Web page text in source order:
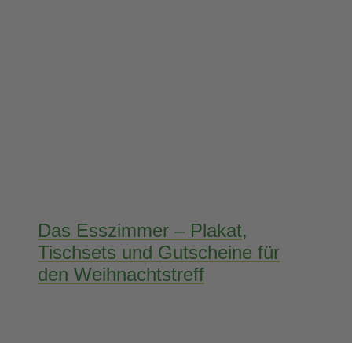
Das Esszimmer – Plakat,
Tischsets und Gutscheine für
den Weihnachtstreff